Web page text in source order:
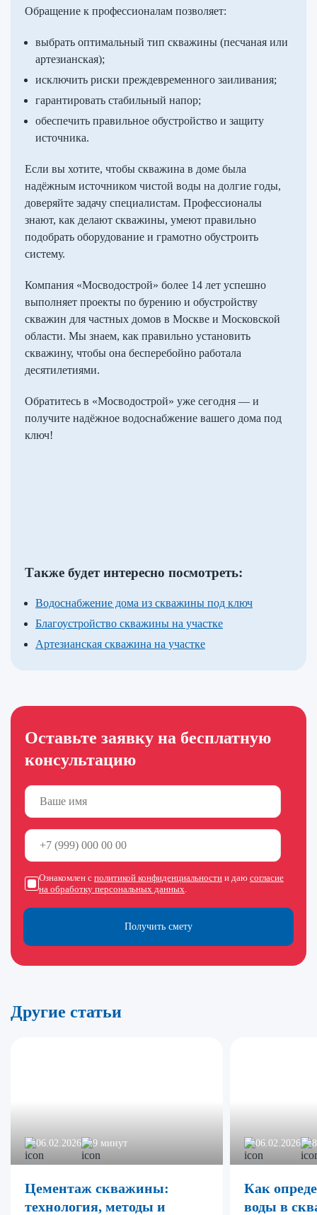
Обращение к профессионалам позволяет:
выбрать оптимальный тип скважины (песчаная или
артезианская);
исключить риски преждевременного заиливания;
гарантировать стабильный напор;
обеспечить правильное обустройство и защиту
источника.
Если вы хотите, чтобы скважина в доме была
надёжным источником чистой воды на долгие годы,
доверяйте задачу специалистам. Профессионалы
знают, как делают скважины, умеют правильно
подобрать оборудование и грамотно обустроить
систему.
Компания «Мосводострой» более 14 лет успешно
выполняет проекты по бурению и обустройству
скважин для частных домов в Москве и Московской
области. Мы знаем, как правильно установить
скважину, чтобы она бесперебойно работала
десятилетиями.
Обратитесь в «Мосводострой» уже сегодня — и
получите надёжное водоснабжение вашего дома под
ключ!
Также будет интересно посмотреть:
Водоснабжение дома из скважины под ключ
Благоустройство скважины на участке
Артезианская скважина на участке
Оставьте заявку на бесплатную
консультацию
Получить смету
Ознакомлен с политикой конфиденциальности и даю согласие
на обработку персональных данных
Другие статьи
06.02.2026 9 минут
Цементаж скважины:
технология, методы и
06.02.2026
Как
воды в